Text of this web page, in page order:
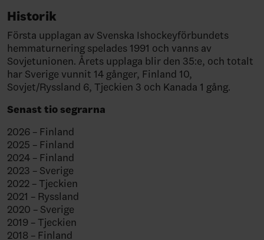
Historik
Första upplagan av Svenska Ishockeyförbundets
hemmaturnering spelades 1991 och vanns av
Sovjetunionen. Årets upplaga blir den 35:e, och totalt
har Sverige vunnit 14 gånger, Finland 10,
Sovjet/Ryssland 6, Tjeckien 3 och Kanada 1 gång.
Senast tio segrarna
2026 – Finland
2025 – Finland
2024 – Finland
2023 – Sverige
2022 – Tjeckien
2021 – Ryssland
2020 – Sverige
2019 – Tjeckien
2018 – Finland